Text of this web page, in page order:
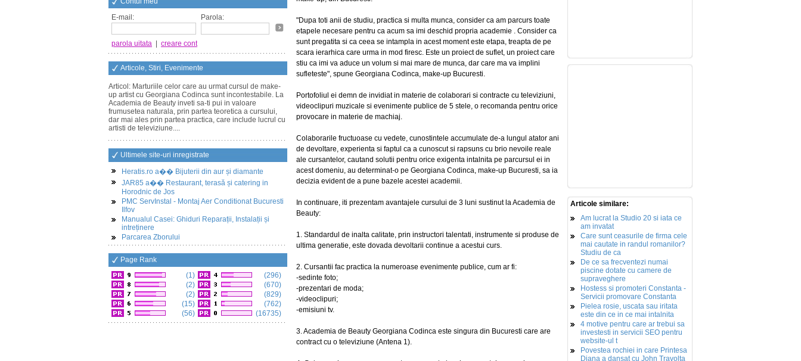
E-mail:
Parola:
parola uitata creare cont
Articole, Stiri, Evenimente
Articol: Marturiile celor care au urmat cursul de make-
up artist cu Georgiana Codinca sunt incontestabile. La
Academia de Beauty inveti sa-ti pui in valoare
frumusetea naturala, prin partea teoretica a cursului,
dar mai ales prin partea practica, care include lucrul cu
artisti de televiziune....
Ultimele site-uri inregistrate
Heratis.ro a�� Bijuterii din aur și diamante
JAR85 a�� Restaurant, terasă și catering in
Horodnic de Jos
PMC ServInstal - Montaj Aer Conditionat Bucuresti
Ilfov
Manualul Casei: Ghiduri Reparații, Instalații și
intreținere
Parcarea Zborului
Page Rank
(1)
(2)
(2)
(15)
(56)
(296)
(670)
(829)
(762)
(16735)
"Dupa toti anii de studiu, practica si multa munca, consider ca am parcurs toate
etapele necesare pentru ca acum sa imi deschid propria academie . Consider ca
sunt pregatita si ca ceea se intampla in acest moment este etapa, treapta de pe
scara ierarhica care urma in mod firesc. Este un proiect de suflet, un proiect care
stiu ca imi va aduce un volum si mai mare de munca, dar care ma va implini
sufleteste", spune Georgiana Codinca, make-up Bucuresti.
Portofoliul ei demn de invidiat in materie de colaborari si contracte cu televiziuni,
videoclipuri muzicale si evenimente publice de 5 stele, o recomanda pentru orice
provocare in materie de machiaj.
Colaborarile fructuoase cu vedete, cunostintele accumulate de-a lungul atator ani
de devoltare, experienta si faptul ca a cunoscut si rapsuns cu brio nevoile reale
ale cursantelor, cautand solutii pentru orice exigenta intalnita pe parcursul ei in
acest domeniu, au determinat-o pe Georgiana Codinca, make-up Bucuresti, sa ia
decizia evident de a pune bazele acestei academii.
In continuare, iti prezentam avantajele cursului de 3 luni sustinut la Academia de
Beauty:
1. Standardul de inalta calitate, prin instructori talentati, instrumente si produse de
ultima generatie, este dovada devoltarii continue a acestui curs.
2. Cursantii fac practica la numeroase evenimente publice, cum ar fi:
-sedinte foto;
-prezentari de moda;
-videoclipuri;
-emisiuni tv.
3. Academia de Beauty Georgiana Codinca este singura din Bucuresti care are
contract cu o televiziune (Antena 1).
Articole similare:
Am lucrat la Studio 20 si iata ce
am invatat
Care sunt ceasurile de firma cele
mai cautate in randul romanilor?
Studiu de ca
De ce sa frecventezi numai
piscine dotate cu camere de
supraveghere
Hostess si promoteri Constanta -
Servicii promovare Constanta
Pielea rosie, uscata sau iritata
este din ce in ce mai intalnita
4 motive pentru care ar trebui sa
investesti in servicii SEO pentru
website-ul t
Povestea rochiei in care Printesa
Diana a dansat cu John Travolta